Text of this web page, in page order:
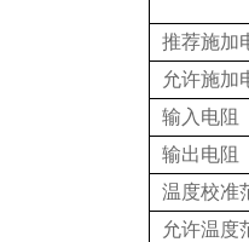
推荐施加
允许施加
输入电阻
输出电阻
温度校准
允许温度